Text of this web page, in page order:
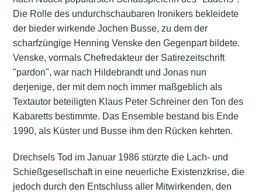
Die Rolle des undurchschaubaren Ironikers bekleidete
der bieder wirkende Jochen Busse, zu dem der
scharfzüngige Henning Venske den Gegenpart bildete.
Venske, vormals Chefredakteur der Satirezeitschrift
"pardon", war nach Hildebrandt und Jonas nun
derjenige, der mit dem noch immer maßgeblich als
Textautor beteiligten Klaus Peter Schreiner den Ton des
Kabaretts bestimmte. Das Ensemble bestand bis Ende
1990, als Küster und Busse ihm den Rücken kehrten.
Drechsels Tod im Januar 1986 stürzte die Lach- und
Schießgesellschaft in eine neuerliche Existenzkrise, die
jedoch durch den Entschluss aller Mitwirkenden, den